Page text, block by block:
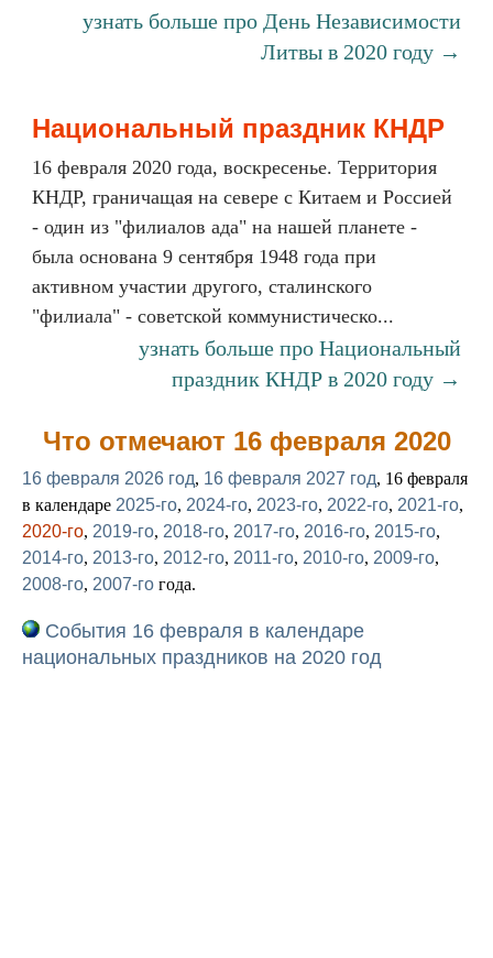
узнать больше про День Независимости
Литвы в 2020 году →
Национальный праздник КНДР
16 февраля 2020 года, воскресенье. Территория
КНДР, граничащая на севере с Китаем и Россией
- один из "филиалов ада" на нашей планете -
была основана 9 сентября 1948 года при
активном участии другого, сталинского
"филиала" - советской коммунистическо...
узнать больше про Национальный
праздник КНДР в 2020 году →
Что отмечают 16 февраля 2020
16 февраля 2026 год, 16 февраля 2027 год, 16 февраля
в календаре 2025-го, 2024-го, 2023-го, 2022-го, 2021-го,
2020-го, 2019-го, 2018-го, 2017-го, 2016-го, 2015-го,
2014-го, 2013-го, 2012-го, 2011-го, 2010-го, 2009-го,
2008-го, 2007-го года.
События 16 февраля в календаре
национальных праздников на 2020 год